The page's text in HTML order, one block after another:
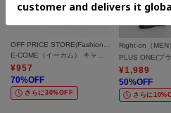
¥957
70%OFF
さらに30%OFF
Right-on（MEN
¥1,989
50%OFF
さらに